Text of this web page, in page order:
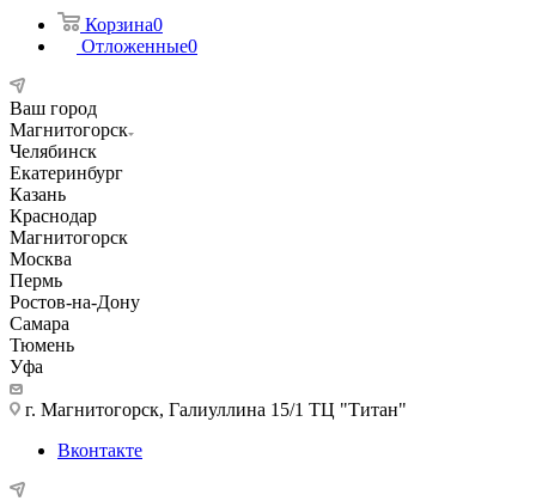
Корзина0
Отложенные0
Ваш город
Магнитогорск
Челябинск
Екатеринбург
Казань
Краснодар
Магнитогорск
Москва
Пермь
Ростов-на-Дону
Самара
Тюмень
Уфа
г. Магнитогорск, Галиуллина 15/1 ТЦ "Титан"
Вконтакте